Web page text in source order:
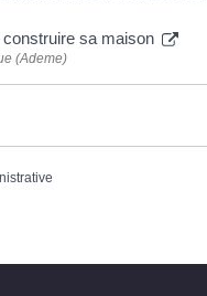
sa maison
(Ademe)